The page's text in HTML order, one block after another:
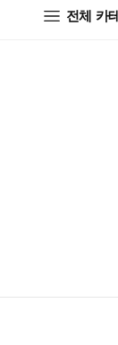
전체 카